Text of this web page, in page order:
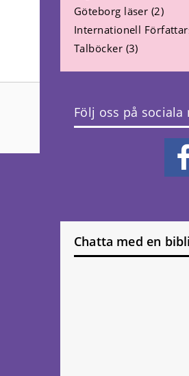
Göteborg läser (2)
Internationell
Talböcker (3)
Följ oss på sociala
Chatta med en